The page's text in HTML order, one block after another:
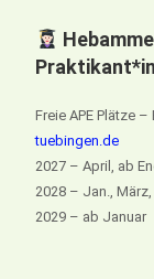
Freie APE Plätze
tuebingen.de
2027 – April, ab
2028 – Jan.,
2029 – ab Januar